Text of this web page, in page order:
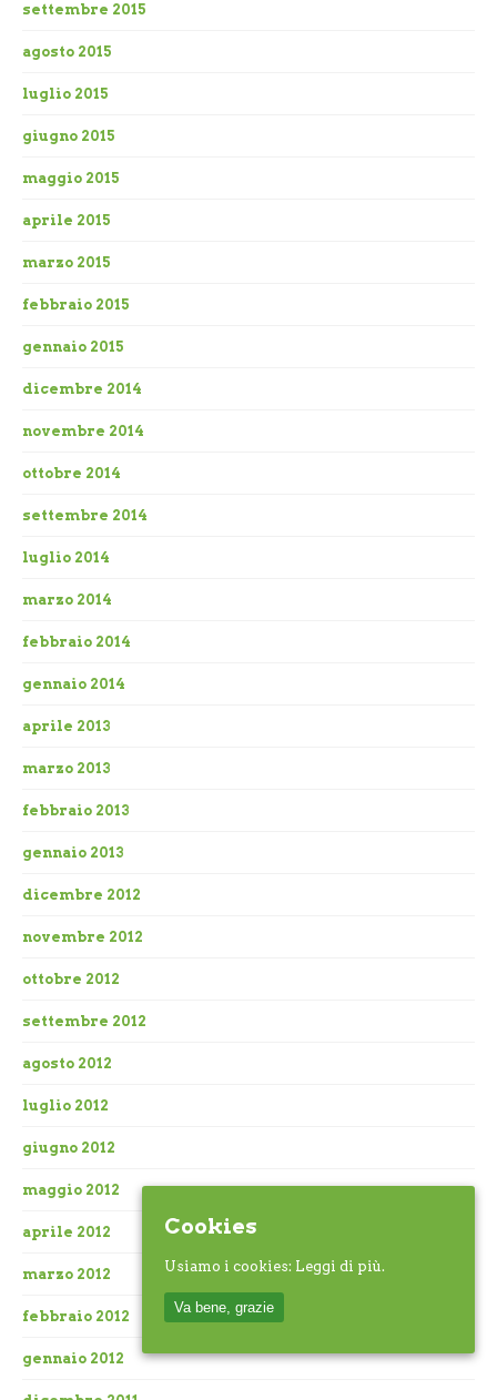
settembre 2015
agosto 2015
luglio 2015
giugno 2015
maggio 2015
aprile 2015
marzo 2015
febbraio 2015
gennaio 2015
dicembre 2014
novembre 2014
ottobre 2014
settembre 2014
luglio 2014
marzo 2014
febbraio 2014
gennaio 2014
aprile 2013
marzo 2013
febbraio 2013
gennaio 2013
dicembre 2012
novembre 2012
ottobre 2012
settembre 2012
agosto 2012
luglio 2012
giugno 2012
maggio 2012
aprile 2012
marzo 2012
febbraio 2012
gennaio 2012
Cookies
Usiamo i cookies: Leggi di più.
Va bene, grazie